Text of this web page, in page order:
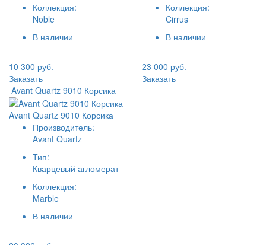
Коллекция:
Noble
В наличии
10 300 руб.
Заказать
Коллекция:
Cirrus
В наличии
23 000 руб.
Заказать
Avant Quartz 9010 Корсика
Avant Quartz 9010 Корсика
Производитель:
Avant Quartz
Тип:
Кварцевый агломерат
Коллекция:
Marble
В наличии